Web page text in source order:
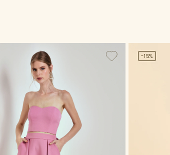
-15%